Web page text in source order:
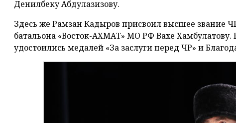
Денилбеку Абдулазизову.
Здесь же Рамзан Кадыров присвоил высшее звание
батальона «Восток-АХМАТ» МО РФ Вахе
удостоились медалей «За заслуги перед ЧР» и